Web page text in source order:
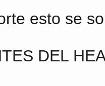
esto se
DEL